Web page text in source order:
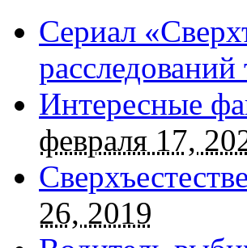
Сериал
Интересные
февраля 17,
26, 2019